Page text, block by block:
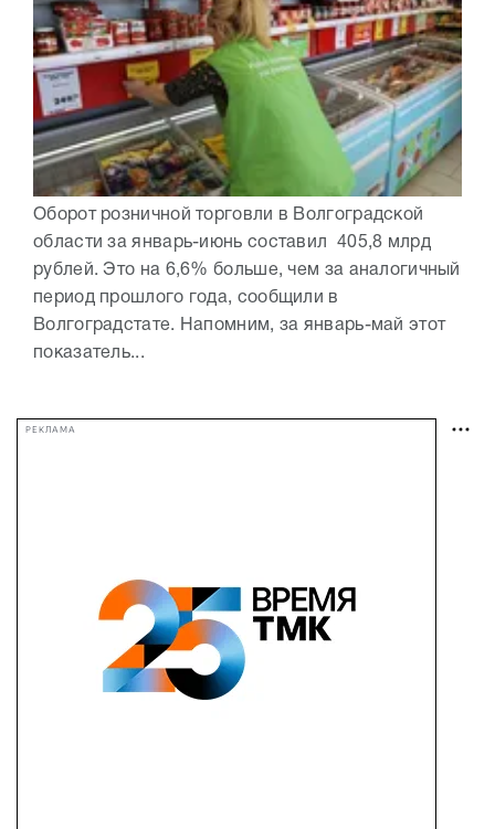
Оборот розничной торговли в Волгоградской
области за январь-июнь составил 405,8 млрд
рублей. Это на 6,6% больше, чем за аналогичный
период прошлого года, сообщили в
Волгоградстате. Напомним, за январь-май этот
показатель...
РЕКЛАМА